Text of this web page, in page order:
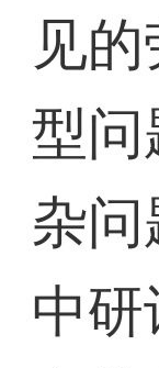
见
型问
杂问
中研